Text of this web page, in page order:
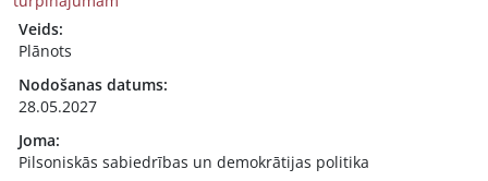
Veids:
Plānots
Nodošanas datums:
28.05.2027
Joma:
Pilsoniskās sabiedrības un demokrātijas politika